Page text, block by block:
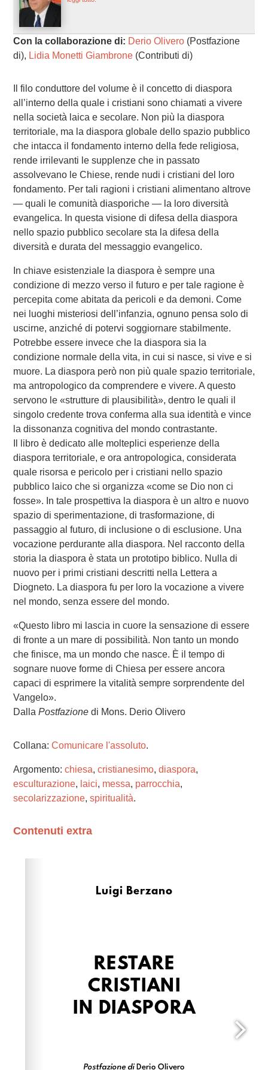
Con la collaborazione di: Derio Olivero(Postfazione
di), Lidia Monetti Giambrone(Contributi di)
Il filo conduttore del volume è il concetto di diaspora
all’interno della quale i cristiani sono chiamati a vivere
nella società laica e secolare. Non più la diaspora
territoriale, ma la diaspora globale dello spazio pubblico
che intacca il fondamento interno della fede religiosa,
rende irrilevanti le supplenze che in passato
assolvevano le Chiese, rende nudi i cristiani del loro
fondamento. Per tali ragioni i cristiani alimentano altrove
— quali le comunità diasporiche — la loro diversità
evangelica. In questa visione di difesa della diaspora
nello spazio pubblico secolare sta la difesa della
diversità e durata del messaggio evangelico.
In chiave esistenziale la diaspora è sempre una
condizione di mezzo verso il futuro e per tale ragione è
percepita come abitata da pericoli e da demoni. Come
nei luoghi misteriosi dell’infanzia, ognuno pensa solo di
uscirne, anziché di potervi soggiornare stabilmente.
Potrebbe essere invece che la diaspora sia la
condizione normale della vita, in cui si nasce, si vive e si
muore. La diaspora però non più quale spazio territoriale,
ma antropologico da comprendere e vivere. A questo
servono le «strutture di plausibilità», dentro le quali il
singolo credente trova conferma alla sua identità e vince
la dissonanza cognitiva del mondo contrastante.
Il libro è dedicato alle molteplici esperienze della
diaspora territoriale, e ora antropologica, considerata
quale risorsa e pericolo per i cristiani nello spazio
pubblico laico che si organizza «come se Dio non ci
fosse». In tale prospettiva la diaspora è un altro e nuovo
spazio di sperimentazione, di trasformazione, di
passaggio al futuro, di inclusione o di esclusione. Una
vocazione perdurante alla diaspora. Nel racconto della
storia la diaspora è stata un prototipo biblico. Nulla di
nuovo per i primi cristiani descritti nella Lettera a
Diogneto. La diaspora fu per loro la vocazione a vivere
nel mondo, senza essere del mondo.
«Questo libro mi lascia in cuore la sensazione di essere
di fronte a un mare di possibilità. Non tanto un mondo
che finisce, ma un mondo che nasce. È il tempo di
sognare nuove forme di Chiesa per essere ancora
capaci di esprimere la vitalità sempre sorprendente del
Vangelo».
Dalla Postfazionedi Mons. Derio Olivero
Collana: Comunicare l'assoluto.
Argomento: chiesa, cristianesimo, diaspora,
esculturazione, laici, messa, parrocchia,
secolarizzazione, spiritualità.
Contenuti extra